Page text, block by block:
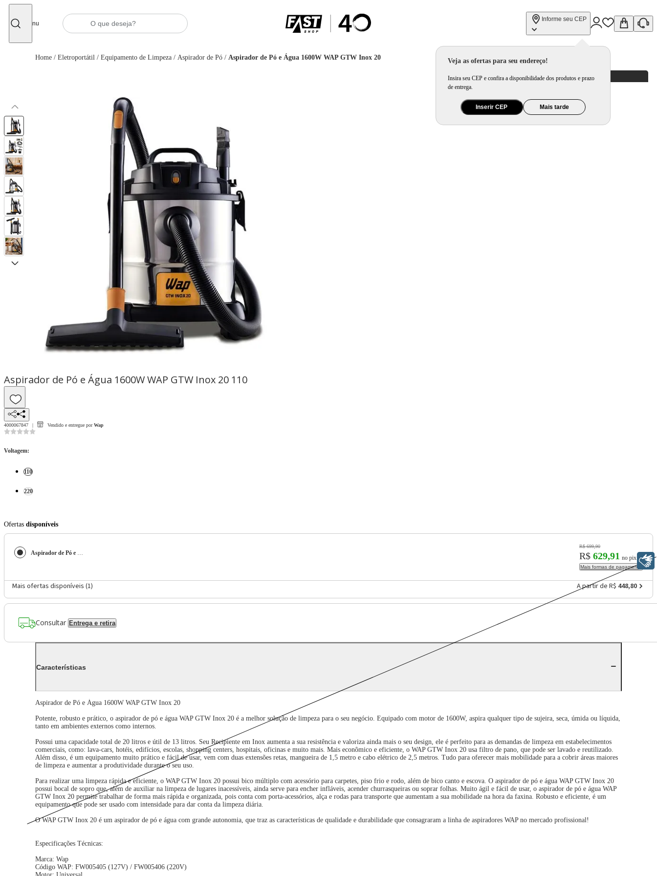
Menu
Informe seu CEP
Veja as ofertas para seu endereço!
Insira seu CEP e confira a disponibilidade dos produtos e prazo
de entrega.
Inserir CEP Mais tarde
Home / Eletroportátil / Equipamento de Limpeza / Aspirador de Pó / Aspirador de Pó e Água 1600W WAP GTW Inox 20
Aspirador de Pó e Água 1600W WAP GTW Inox 20 110
4000067847 Vendido e entregue por Wap
Voltagem:
110
220
Ofertas disponíveis
Aspirador de Pó e Água 1600W WAP GTW Inox 20
R$ 699,90
R$ 629,91 no pix
Mais formas de pagamento
Mais ofertas disponíveis (1) A partir de R$ 448,80
Consultar Entrega e retira
Características
Aspirador de Pó e Água 1600W WAP GTW Inox 20
Potente, robusto e prático, o aspirador de pó e água WAP GTW Inox 20 é a melhor solução de limpeza para o seu negócio. Equipado com motor de 1600W, aspira qualquer tipo de sujeira, seca, úmida ou líquida,
tanto em ambientes externos como internos.
Possui uma capacidade total de 20 litros e útil de 13 litros. Seu Recipiente em Inox aumenta a sua resistência e valoriza ainda mais o seu design, ele é perfeito para as demandas de limpeza em estabelecimentos
comerciais, como: lava-cars, hotéis, edifícios, escolas, shopping centers, hospitais, oficinas e muito mais. Mais econômico e eficiente, o WAP GTW Inox 20 usa filtro de pano, que pode ser lavado e reutilizado.
Além disso, é um equipamento muito prático e fácil de usar, vem com duas extensões retas, mangueira de 1,5 metro e cabo elétrico de 2,5 metros. Tudo para oferecer mais mobilidade para a cobrir áreas maiores
de limpeza e aumentar a produtividade durante o seu uso.
Para realizar uma limpeza rápida e eficiente, o WAP GTW Inox 20 possui bico múltiplo com acessório para carpetes, piso frio e rodo, além de bico canto e escova. O aspirador de pó e água WAP GTW Inox 20
possui bocal de sopro que, além de auxiliar na limpeza de lugares inacessíveis, ainda serve para encher infláveis, acender churrasqueiras ou soprar folhas. Muito ágil e fácil de usar, o aspirador de pó e água WAP
GTW Inox 20 permite trabalhar de forma mais rápida e organizada, pois conta com porta-acessórios, alça e rodas para transporte que aumentam a sua mobilidade na hora da faxina. Robusto e eficiente, é um
equipamento que pode ser usado com intensidade para dar conta da limpeza diária.
O WAP GTW Inox 20 é um aspirador de pó e água com grande autonomia, que traz as características de qualidade e durabilidade que consagraram a linha de aspiradores WAP no mercado profissional!
Especificações Técnicas:
Marca: Wap
Código WAP: FW005405 (127V) / FW005406 (220V)
Libras